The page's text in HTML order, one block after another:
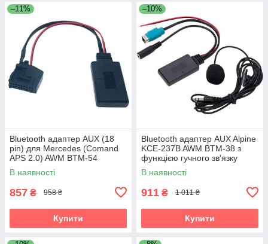
–11%
Bluetooth адаптер AUX (18
pin) для Mercedes (Comand
APS 2.0) AWM BTM-54
В наявності
857 ₴ 958 ₴
Купити
–10%
Bluetooth адаптер AUX Alpine
KCE-237B AWM BTM-38 з
функцією гучного зв'язку
В наявності
911 ₴ 1 011 ₴
Купити